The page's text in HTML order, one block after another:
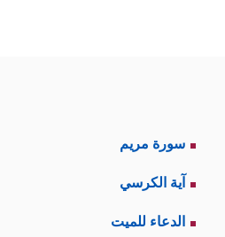
سورة مريم
آية الكرسي
الدعاء للميت